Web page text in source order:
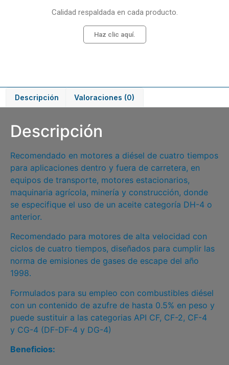
Calidad respaldada en cada producto.
Haz clic aquí.
Descripción Valoraciones (0)
Descripción
Recomendado en motores a diésel de cuatro tiempos
para aplicaciones dentro y fuera de carretera, en
equipos de transporte, motores estacionarios,
maquinaria agrícola, minería y construcción, donde
se especifique el uso de un aceite categoría DH-4 o
anterior.
Recomendado para motores de alta velocidad con
ciclos de cuatro tiempos, diseñados para cumplir las
norma de emisiones de gases de escape del año
1998.
Formulados para su empleo con combustibles diésel
con un contenido de azufre de hasta 0.5% en peso y
puede sustituir a las categorias API CF, CF-2, CF-4
y CG-4 (DF-DF-4 y DG-4)
Beneficios: